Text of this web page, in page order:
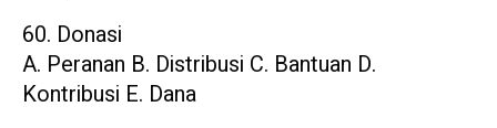
60. Donasi
A. Peranan B. Distribusi C. Bantuan D.
Kontribusi E. Dana